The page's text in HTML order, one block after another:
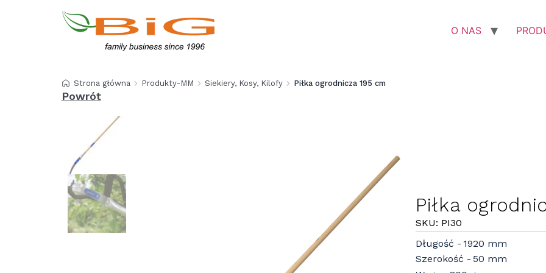
O NAS
Strona główna Produkty-MM Siekiery, Kosy, Kilofy Piłka ogrodnicza 195 cm
Powrót
Piłka
SKU: PI30
Długość
1920 mm
Szerokość
50 mm